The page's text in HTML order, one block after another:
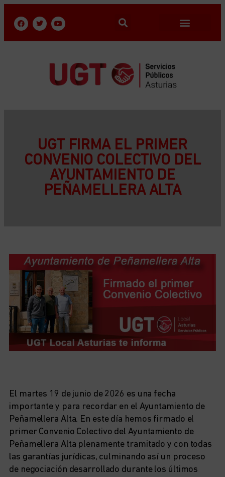
UGT FIRMA EL PRIMER
CONVENIO COLECTIVO DEL
AYUNTAMIENTO DE
PEÑAMELLERA ALTA
El martes 19 de junio de 2026 es una fecha
importante y para recordar en el Ayuntamiento de
Peñamellera Alta. En este día hemos firmado el
primer Convenio Colectivo del Ayuntamiento de
Peñamellera Alta plenamente tramitado y con todas
las garantías jurídicas, culminando así un proceso
de negociación desarrollado durante los últimos